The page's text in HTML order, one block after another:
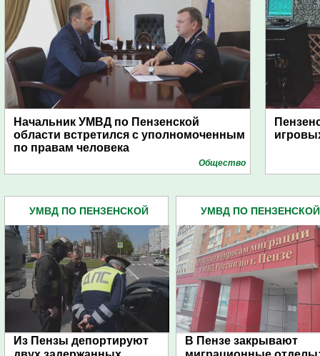
Начальник УМВД по Пензенской
области встретился с уполномоченным
по правам человека
Общество
УМВД ПО ПЕНЗЕНСКОЙ
Из Пензы депортируют
УМВД ПО ПЕНЗЕНСКОЙ
В Пензе закрывают